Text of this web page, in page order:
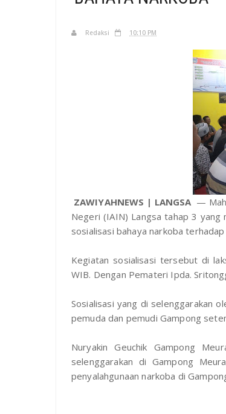
Redaksi 10:10 PM
ZAWIYAHNEWS | LANGSA —
Negeri (IAIN) Langsa tahap 3 yang
sosialisasi bahaya narkoba
Kegiatan sosialisasi tersebut di
WIB. Dengan Pemateri Ipda.
Sosialisasi yang di selenggarakan
pemuda dan pemudi Gampong
Nuryakin Geuchik Gampong
selenggarakan di Gampong
penyalahgunaan narkoba di